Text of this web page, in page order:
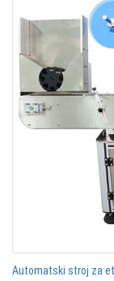
Automatski stroj za